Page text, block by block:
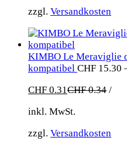
zzgl. Versandkosten
KIMBO Le Meraviglie
kompatibel CHF 15.30
CHF 0.31CHF0.34 /
inkl. MwSt.
zzgl. Versandkosten